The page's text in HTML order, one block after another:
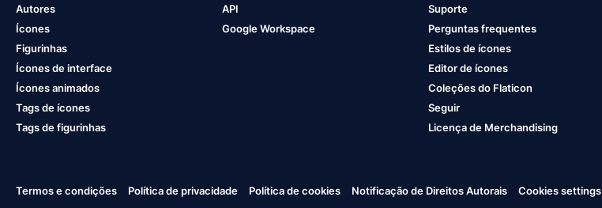
Autores
Ícones
Figurinhas
Ícones de interface
Ícones animados
Tags de ícones
Tags de figurinhas
API
Google Workspace
Suporte
Perguntas frequentes
Estilos de ícones
Editor de ícones
Coleções do Flaticon
Seguir
Licença de Merchandising
Termos e condições Política de privacidade Política de cookies Notificação de Direitos Autorais Cookies settings